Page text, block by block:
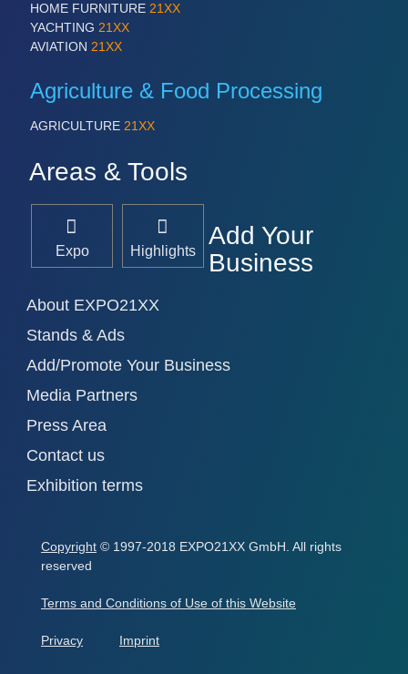
HOME FURNITURE 21XX
YACHTING 21XX
AVIATION 21XX
Agriculture & Food Processing
AGRICULTURE 21XX
Areas & Tools
Expo Highlights
Add Your
Business
About EXPO21XX
Stands & Ads
Add/Promote Your Business
Media Partners
Press Area
Contact us
Exhibition terms
Copyright © 1997-2018 EXPO21XX GmbH. All rights
reserved
Terms and Conditions of Use of this Website
Privacy Imprint